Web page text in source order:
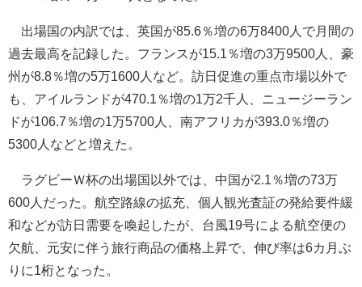
出場国の内訳では、英国が85.6％増の6万8400人で月間の
過去最高を記録した。フランスが15.1％増の3万9500人、豪
州が8.8％増の5万1600人など。訪日促進の重点市場以外で
も、アイルランドが470.1％増の1万2千人、ニュージーラン
ドが106.7％増の1万5700人、南アフリカが393.0％増の
5300人などと増えた。
ラグビーＷ杯の出場国以外では、中国が2.1％増の73万
600人だった。航空路線の拡充、個人観光査証の発給要件緩
和などが訪日需要を喚起したが、台風19号による航空便の
欠航、元安に伴う旅行商品の価格上昇で、伸び率は6カ月ぶ
りに1桁となった。